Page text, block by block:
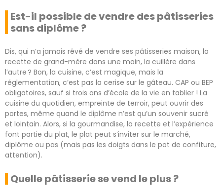
Est-il possible de vendre des pâtisseries
sans diplôme ?
Dis, qui n’a jamais rêvé de vendre ses pâtisseries maison, la
recette de grand-mère dans une main, la cuillère dans
l’autre ? Bon, la cuisine, c’est magique, mais la
réglementation, c’est pas la cerise sur le gâteau. CAP ou BEP
obligatoires, sauf si trois ans d’école de la vie en tablier ! La
cuisine du quotidien, empreinte de terroir, peut ouvrir des
portes, même quand le diplôme n’est qu’un souvenir sucré
et lointain. Alors, si la gourmandise, la recette et l’expérience
font partie du plat, le plat peut s’inviter sur le marché,
diplôme ou pas (mais pas les doigts dans le pot de confiture,
attention).
Quelle pâtisserie se vend le plus ?